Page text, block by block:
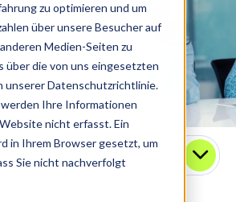
zu optimieren und um
über unsere Besucher auf
Medien-Seiten zu
über die von uns eingesetzten
unserer Datenschutzrichtlinie.
Ihre Informationen
nicht erfasst. Ein
in Ihrem Browser gesetzt, um
Sie nicht nachverfolgt